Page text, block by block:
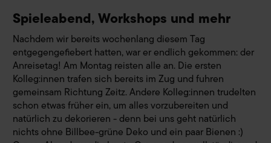
Spieleabend, Workshops und mehr
Nachdem wir bereits wochenlang diesem Tag
entgegengefiebert hatten, war er endlich gekommen: der
Anreisetag! Am Montag reisten alle an. Die ersten
Kolleg:innen trafen sich bereits im Zug und fuhren
gemeinsam Richtung Zeitz. Andere Kolleg:innen trudelten
schon etwas früher ein, um alles vorzubereiten und
natürlich zu dekorieren - denn bei uns geht natürlich
nichts ohne Billbee-grüne Deko und ein paar Bienen :)